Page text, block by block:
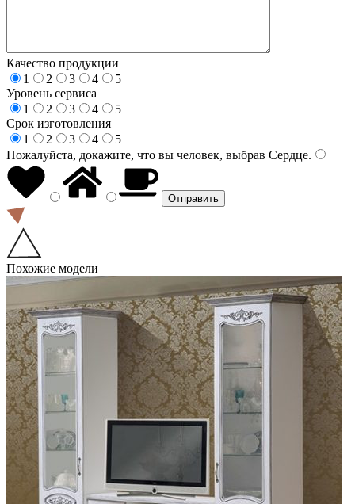
Качество продукции
1
2 3 4
5
Уровень сервиса
1
2 3 4
5
Срок изготовления
1
2 3 4
5
Пожалуйста, докажите, что вы человек, выбрав Сердце.
Похожие модели